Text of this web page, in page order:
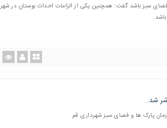
سبز باشد گفت: همچنین یکی از الزامات احداث بوستان در شهر
شد.
پارک ها و فضای سبز شهرداری قم